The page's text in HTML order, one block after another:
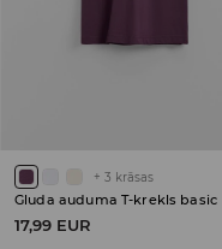
+ 3 krāsas
Gluda auduma T-krekls basic
17,99 EUR